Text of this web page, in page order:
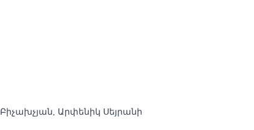
Բիչախչյան, Արփենիկ Սեյրանի